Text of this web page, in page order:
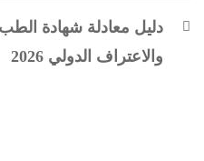
دليل معادلة شهادة
والاعتراف الدولي 2026